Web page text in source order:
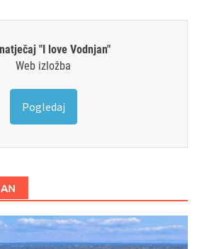
"I love Vodnjan"
Web izložba
Pogledaj